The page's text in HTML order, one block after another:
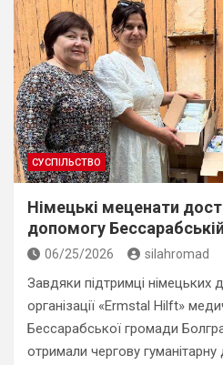
СУСПІЛЬСТВО
Німецькі меценати
допомогу
06/25/2026 silahromad
Завдяки підтримці німецьких
організації «Ermstal Hilft»
Бессарабської громади
отримали чергову